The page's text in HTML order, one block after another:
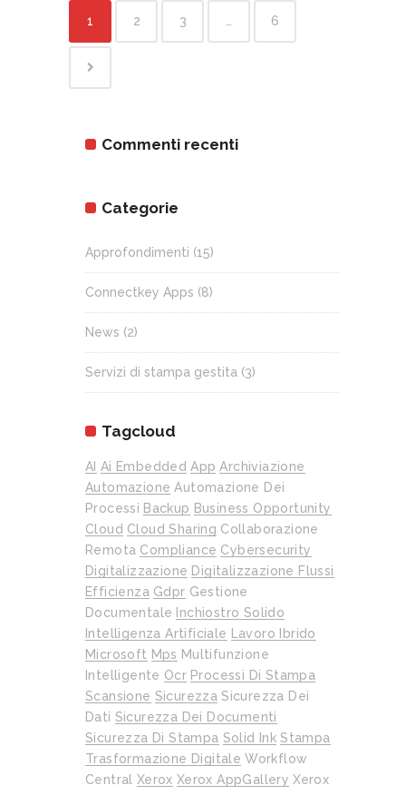
1 2 3 6
Commenti recenti
Categorie
Approfondimenti (15)
Connectkey Apps (8)
News (2)
Servizi di stampa gestita (3)
Tagcloud
AI Ai Embedded App Archiviazione
Automazione Automazione Dei
Processi Backup Business Opportunity
Cloud Cloud Sharing Collaborazione
Remota Compliance Cybersecurity
Digitalizzazione Digitalizzazione Flussi
Efficienza Gdpr Gestione
Documentale
Inchiostro Solido
Intelligenza Artificiale
Lavoro Ibrido
Microsoft Mps Multifunzione
Intelligente Ocr Processi Di Stampa
Scansione Sicurezza Sicurezza Dei
Dati Sicurezza Dei Documenti
Sicurezza Di Stampa Solid Ink Stampa
Trasformazione Digitale Workflow
Central
Xerox Xerox AppGallery Xerox